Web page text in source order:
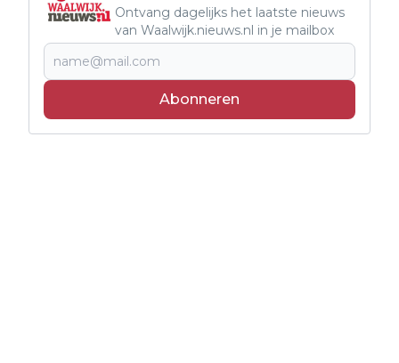
Ontvang dagelijks het laatste nieuws
van Waalwijk.nieuws.nl in je mailbox
Abonneren